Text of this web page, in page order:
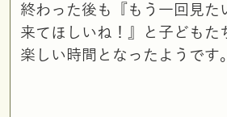
終わった後も『もう一回見た
来てほしいね！』と子どもた
楽しい時間となったようです。